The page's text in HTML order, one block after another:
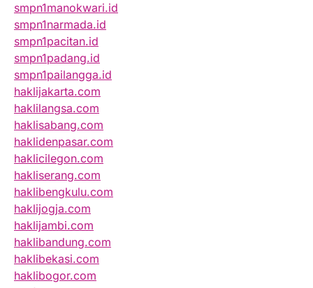
smpn1manokwari.id
smpn1narmada.id
smpn1pacitan.id
smpn1padang.id
smpn1pailangga.id
haklijakarta.com
haklilangsa.com
haklisabang.com
haklidenpasar.com
haklicilegon.com
hakliserang.com
haklibengkulu.com
haklijogja.com
haklijambi.com
haklibandung.com
haklibekasi.com
haklibogor.com